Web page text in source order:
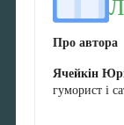
Про автора
Ячейкін
гуморист і